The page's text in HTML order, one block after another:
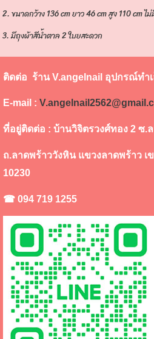
2. ขนาดกว้าง 136 cm ยาว 46 cm สูง 110 cm ไ
3. มีถุงผ้าสีน้ำตาล 2 ใบยสะดวก
ติดต่อ ร้าน V.angelnail อุปกรณ์ทำเ
E-mail :
ที่อยู่ติดต่อ : บ้านวิจิตรวงศ์ทอง 2 ซ.
ถ.ลาดพร้าววังหิน แขวงลาดพร้าว เ
10230
☎ 094 719 1255